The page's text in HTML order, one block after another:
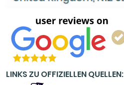
LINKS ZU OFFIZIELLEN QUELLEN: